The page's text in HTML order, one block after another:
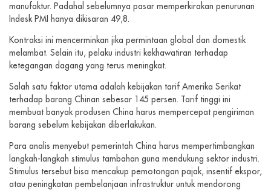
manufaktur. Padahal sebelumnya pasar memperkirakan penurunan
Indesk PMI hanya dikisaran 49,8.
Kontraksi ini mencerminkan jika permintaan global dan domestik
melambat. Selain itu, pelaku industri kekhawatiran terhadap
ketegangan dagang yang terus meningkat.
Salah satu faktor utama adalah kebijakan tarif Amerika Serikat
terhadap barang Chinan sebesar 145 persen. Tarif tinggi ini
membuat banyak produsen China harus mempercepat pengiriman
barang sebelum kebijakan diberlakukan.
Para analis menyebut pemerintah China harus mempertimbangkan
langkah-langkah stimulus tambahan guna mendukung sektor industri.
Stimulus tersebut bisa mencakup pemotongan pajak, insentif ekspor,
atau peningkatan pembelanjaan infrastruktur untuk mendorong